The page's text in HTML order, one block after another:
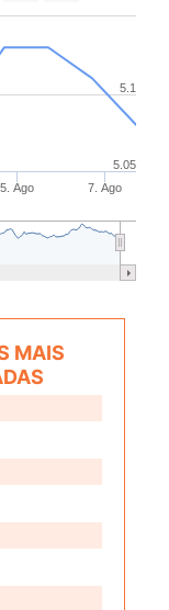
5. Ago 7. Ago
5.05
5.1
MAIS